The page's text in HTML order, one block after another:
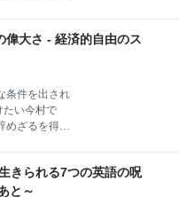
ということ
。 場合によ
。 相続税も
ついて今まで
を持っ
がどう
おくと長期保
してくださ
点が全て）
する We'll
偉大さ - 経済的自由のス
条件を出され
たい今村で
めざるを得な
と思うか、
をざっとま
きられる7つの英語の呪
と～